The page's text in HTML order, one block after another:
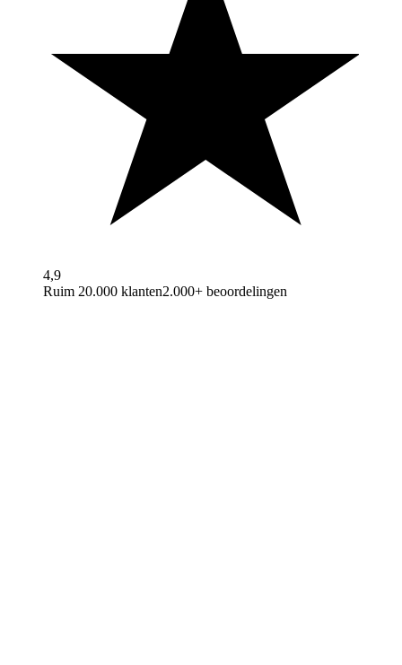
4,9
Ruim 20.000 klanten2.000+ beoordelingen